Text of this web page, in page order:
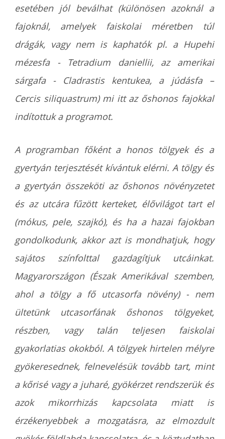
esetében jól beválhat (különösen azoknál a
fajoknál, amelyek faiskolai méretben túl
drágák, vagy nem is kaphatók pl. a Hupehi
mézesfa - Tetradium daniellii, az amerikai
sárgafa - Cladrastis kentukea, a júdásfa –
Cercis siliquastrum) mi itt az őshonos fajokkal
indítottuk a programot.
A programban főként a honos tölgyek és a
gyertyán terjesztését kívántuk elérni. A tölgy és
a gyertyán összeköti az őshonos növényzetet
és az utcára fűzött kerteket, élővilágot tart el
(mókus, pele, szajkó), és ha a hazai fajokban
gondolkodunk, akkor azt is mondhatjuk, hogy
sajátos színfolttal gazdagítjuk utcáinkat.
Magyarországon (Észak Amerikával szemben,
ahol a tölgy a fő utcasorfa növény) - nem
ültetünk utcasorfának őshonos tölgyeket,
részben, vagy talán teljesen faiskolai
gyakorlatias okokból. A tölgyek hirtelen mélyre
gyökeresednek, felnevelésük tovább tart, mint
a kőrisé vagy a juharé, gyökérzet rendszerük és
azok mikorrhizás kapcsolata miatt is
érzékenyebbek a mozgatásra, az elmozdult